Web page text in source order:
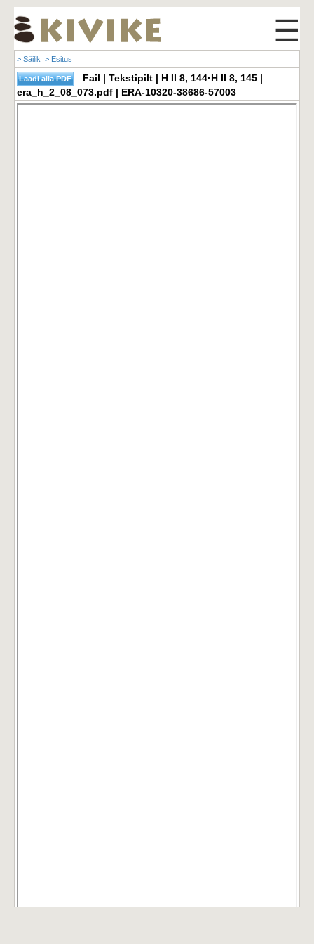
☰
> Säilik > Esitus
Fail | Tekstipilt | H II 8, 144·H II 8, 145 |
era_h_2_08_073.pdf | ERA-10320-38686-57003